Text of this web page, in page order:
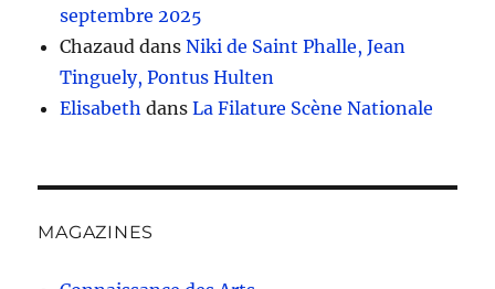
septembre 2025
Chazaud dansNiki de Saint Phalle, Jean
Tinguely, Pontus Hulten
Elisabeth dansLa Filature Scène Nationale
MAGAZINES